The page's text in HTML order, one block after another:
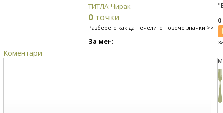
ТИТЛА: Чирак
0 точки
Разберете как да печелите повече значки >>
За мен:
Коментари